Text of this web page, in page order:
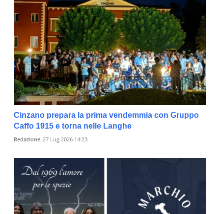
Cinzano prepara la prima vendemmia con Gruppo
Caffo 1915 e torna nelle Langhe
Redazione 27 Lug 2026 14:23